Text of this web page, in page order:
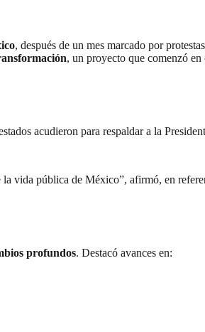
, después de un mes marcado por
, un proyecto que comenzó
acudieron para respaldar a la
vida pública de México”, afirmó, en
profundos. Destacó avances en: